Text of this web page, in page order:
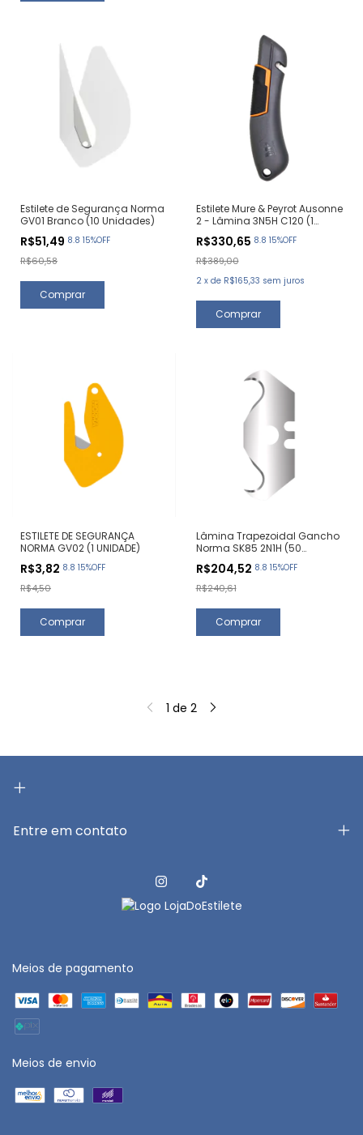
Estilete de Segurança Norma
GV01 Branco (10 Unidades)
R$51,49 8.8 15%OFF
R$60,58
Estilete Mure & Peyrot Ausonne
2 - Lâmina 3N5H C120 (1
R$330,65 8.8 15%OFF
R$389,00
2 x de R$165,33 sem juros
ESTILETE DE SEGURANÇA
NORMA GV02 (1 UNIDADE)
R$3,82 8.8 15%OFF
R$4,50
Lâmina Trapezoidal Gancho
Norma SK85 2N1H (50
R$204,52 8.8 15%OFF
R$240,61
1 de 2
Entre em contato
Meios de pagamento
Meios de envio